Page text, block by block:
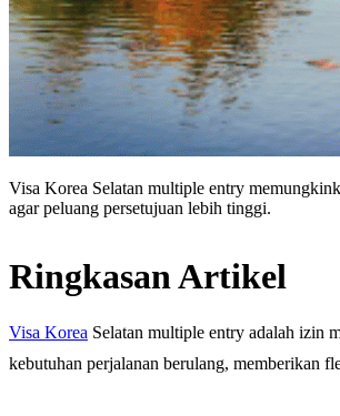
Visa Korea Selatan multiple entry
agar peluang persetujuan lebih tinggi.
Ringkasan Artikel
Visa Korea Selatan multiple entry adalah izin
kebutuhan perjalanan berulang, memberikan